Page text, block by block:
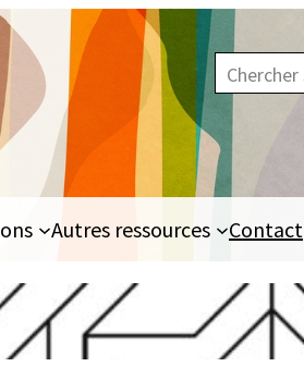
c
h
e
c
Autres ressources Contact